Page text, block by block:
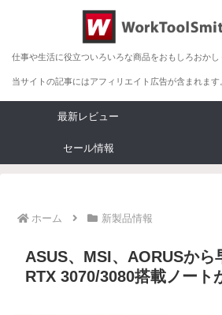
仕事や生活に役立ついろいろな商品をおもしろおかし
当サイトの記事にはアフィリエイト広告が含まれます
最新レビュー
セール情報
ホーム 新製品情報
ASUS、MSI、AORUSか
RTX 3070/3080搭載ノート